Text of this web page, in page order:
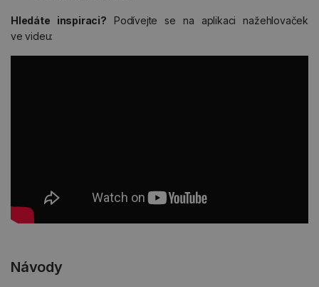
Hledáte inspiraci? Podívejte se na aplikaci nažehlovaček
ve videu:
Návody